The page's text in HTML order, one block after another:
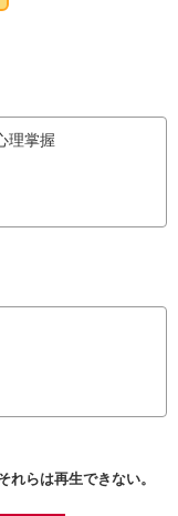
理掌握
れらは再生できない。